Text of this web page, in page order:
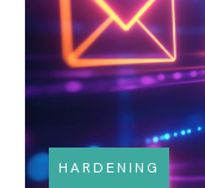
HARDENING